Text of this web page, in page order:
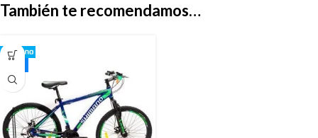
También te recomendamos…